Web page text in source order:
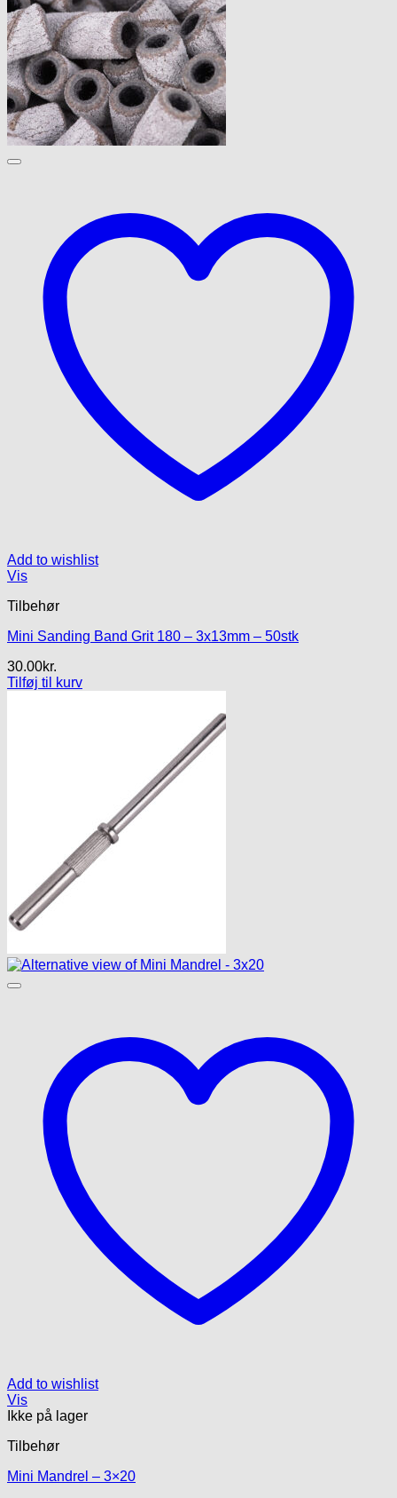
Add to wishlist
Vis
Tilbehør
Mini Sanding Band Grit 180 – 3x13mm – 50stk
30.00kr.
Tilføj til kurv
Add to wishlist
Vis
Ikke på lager
Tilbehør
Mini Mandrel – 3×20